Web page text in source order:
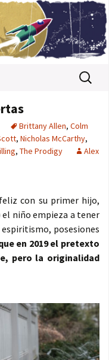
Buscar:
Brittany Allen, Colm
, Nicholas McCarthy,
, The Prodigy
Alex
con su primer hijo,
niño empieza a tener
posesiones
en 2019 el pretexto
pero la originalidad